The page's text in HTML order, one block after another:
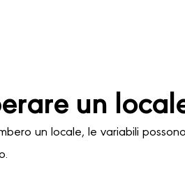
un
un locale, le variabili